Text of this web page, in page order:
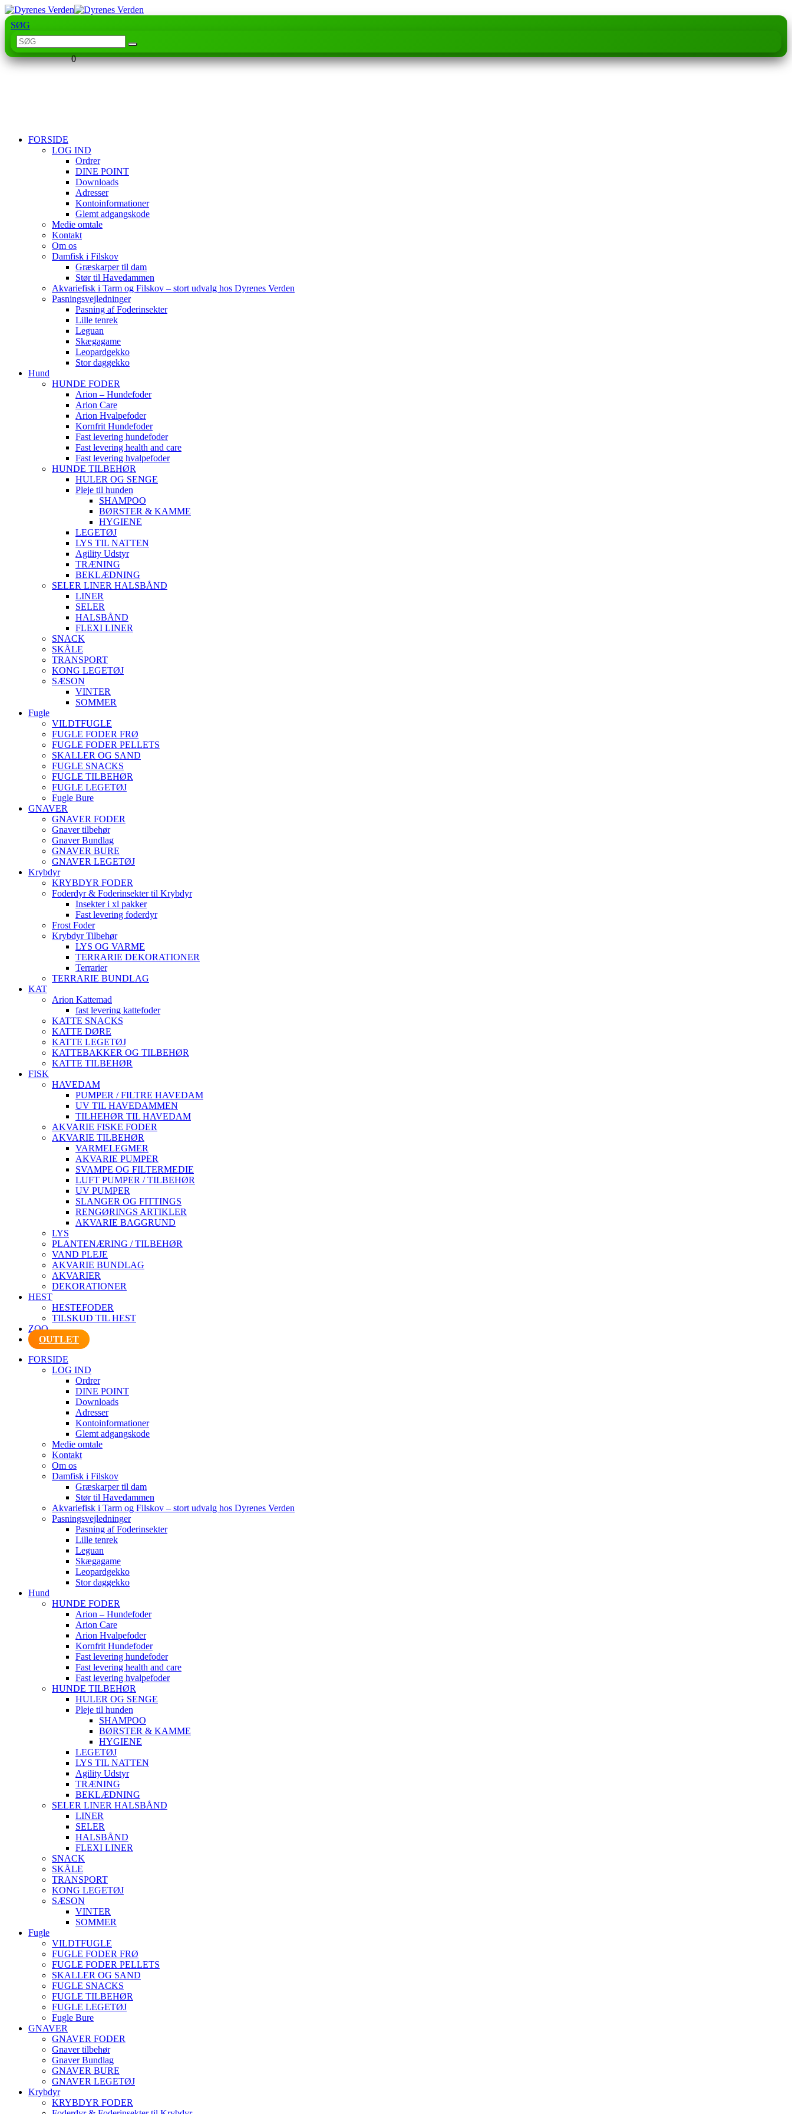
SØG
0
FORSIDE
LOG IND
Ordrer
DINE POINT
Downloads
Adresser
Kontoinformationer
Glemt adgangskode
Medie omtale
Kontakt
Om os
Damfisk i Filskov
Græskarper til dam
Stør til Havedammen
Akvariefisk i Tarm og Filskov – stort udvalg hos Dyrenes Verden
Pasningsvejledninger
Pasning af Foderinsekter
Lille tenrek
Leguan
Skægagame
Leopardgekko
Stor daggekko
Hund
HUNDE FODER
Arion – Hundefoder
Arion Care
Arion Hvalpefoder
Kornfrit Hundefoder
Fast levering hundefoder
Fast levering health and care
Fast levering hvalpefoder
HUNDE TILBEHØR
HULER OG SENGE
Pleje til hunden
SHAMPOO
BØRSTER & KAMME
HYGIENE
LEGETØJ
LYS TIL NATTEN
Agility Udstyr
TRÆNING
BEKLÆDNING
SELER LINER HALSBÅND
LINER
SELER
HALSBÅND
FLEXI LINER
SNACK
SKÅLE
TRANSPORT
KONG LEGETØJ
SÆSON
VINTER
SOMMER
Fugle
VILDTFUGLE
FUGLE FODER FRØ
FUGLE FODER PELLETS
SKALLER OG SAND
FUGLE SNACKS
FUGLE TILBEHØR
FUGLE LEGETØJ
Fugle Bure
GNAVER
GNAVER FODER
Gnaver tilbehør
Gnaver Bundlag
GNAVER BURE
GNAVER LEGETØJ
Krybdyr
KRYBDYR FODER
Foderdyr & Foderinsekter til Krybdyr
Insekter i xl pakker
Fast levering foderdyr
Frost Foder
Krybdyr Tilbehør
LYS OG VARME
TERRARIE DEKORATIONER
Terrarier
TERRARIE BUNDLAG
KAT
Arion Kattemad
fast levering kattefoder
KATTE SNACKS
KATTE DØRE
KATTE LEGETØJ
KATTEBAKKER OG TILBEHØR
KATTE TILBEHØR
FISK
HAVEDAM
PUMPER / FILTRE HAVEDAM
UV TIL HAVEDAMMEN
TILHEHØR TIL HAVEDAM
AKVARIE FISKE FODER
AKVARIE TILBEHØR
VARMELEGMER
AKVARIE PUMPER
SVAMPE OG FILTERMEDIE
LUFT PUMPER / TILBEHØR
UV PUMPER
SLANGER OG FITTINGS
RENGØRINGS ARTIKLER
AKVARIE BAGGRUND
LYS
PLANTENÆRING / TILBEHØR
VAND PLEJE
AKVARIE BUNDLAG
AKVARIER
DEKORATIONER
HEST
HESTEFODER
TILSKUD TIL HEST
ZOO
OUTLET
FORSIDE
LOG IND
Ordrer
DINE POINT
Downloads
Adresser
Kontoinformationer
Glemt adgangskode
Medie omtale
Kontakt
Om os
Damfisk i Filskov
Græskarper til dam
Stør til Havedammen
Akvariefisk i Tarm og Filskov – stort udvalg hos Dyrenes Verden
Pasningsvejledninger
Pasning af Foderinsekter
Lille tenrek
Leguan
Skægagame
Leopardgekko
Stor daggekko
Hund
HUNDE FODER
Arion – Hundefoder
Arion Care
Arion Hvalpefoder
Kornfrit Hundefoder
Fast levering hundefoder
Fast levering health and care
Fast levering hvalpefoder
HUNDE TILBEHØR
HULER OG SENGE
Pleje til hunden
SHAMPOO
BØRSTER & KAMME
HYGIENE
LEGETØJ
LYS TIL NATTEN
Agility Udstyr
TRÆNING
BEKLÆDNING
SELER LINER HALSBÅND
LINER
SELER
HALSBÅND
FLEXI LINER
SNACK
SKÅLE
TRANSPORT
KONG LEGETØJ
SÆSON
VINTER
SOMMER
Fugle
VILDTFUGLE
FUGLE FODER FRØ
FUGLE FODER PELLETS
SKALLER OG SAND
FUGLE SNACKS
FUGLE TILBEHØR
FUGLE LEGETØJ
Fugle Bure
GNAVER
GNAVER FODER
Gnaver tilbehør
Gnaver Bundlag
GNAVER BURE
GNAVER LEGETØJ
Krybdyr
KRYBDYR FODER